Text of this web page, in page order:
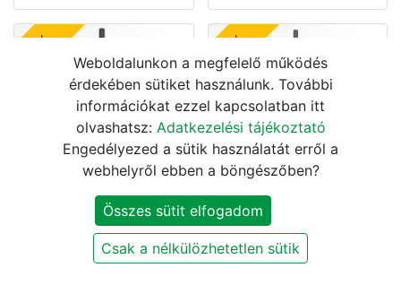
15%
FÉKCSAPOS 19 PIROS
3.470Ft
15%
VILLA 26" ACÉL
YS7349 villanyak
hossz:185mm
4.081Ft 3.470
Weboldalunkon a megfelelő működés
érdekében sütiket használunk. További
információkat ezzel kapcsolatban itt
olvashatsz: Adatkezelési tájékoztató
Engedélyezed a sütik használatát erről a
webhelyről ebben a böngészőben?
Összes sütit elfogadom
Csak a nélkülözhetetlen sütik